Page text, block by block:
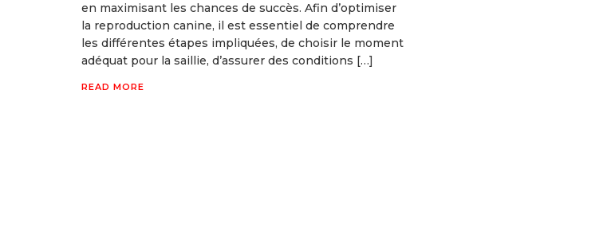
en maximisant les chances de succès. Afin d’optimiser
la reproduction canine, il est essentiel de comprendre
les différentes étapes impliquées, de choisir le moment
adéquat pour la saillie, d’assurer des conditions […]
READ MORE